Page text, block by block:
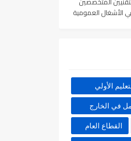
الأشغال العمومية
الأولي
في الخارج
القطاع العام